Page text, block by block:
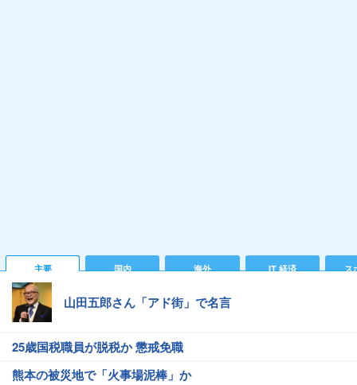
主要 国内 海外 IT 経済 ス
山田五郎さん「アド街」で名言
25歳国税職員が脱税か 懲戒免職
熊本の被災地で「火事場泥棒」か